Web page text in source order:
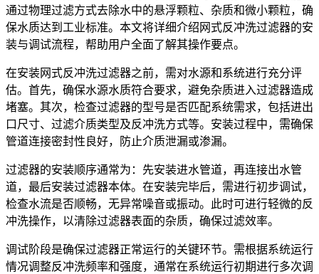
通过物理过滤方式去除水中的悬浮颗粒、杂质和微小颗粒，确
保水质达到工业标准。本文将详细介绍网式反冲洗过滤器的安
装与调试流程，帮助用户全面了解其操作要点。
在安装网式反冲洗过滤器之前，需对水源和系统进行充分评
估。首先，确保水源水质符合要求，避免杂质进入过滤器造成
堵塞。其次，检查过滤器的型号是否匹配系统需求，包括进出
口尺寸、过滤介质类型及反冲洗方式等。安装过程中，需确保
管道连接密封性良好，防止介质泄漏或渗漏。
过滤器的安装顺序通常为：先安装进水管道，再连接出水管
道，最后安装过滤器本体。在安装完毕后，需进行初步调试，
检查水流是否顺畅，无异常噪音或振动。此时可进行轻微的反
冲洗操作，以清除过滤器表面的杂质，确保过滤效率。
调试阶段是确保过滤器正常运行的关键环节。需根据系统运行
情况调整反冲洗频率和强度，通常在系统运行初期进行多次调